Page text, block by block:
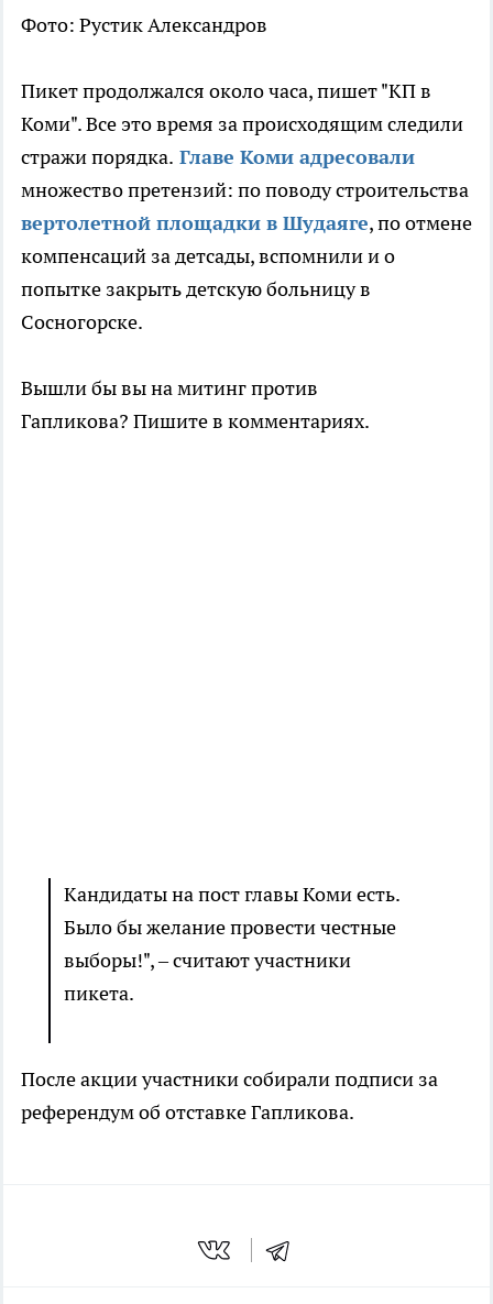
Фото: Рустик Александров
Пикет продолжался около часа, пишет "КП в
Коми". Все это время за происходящим следили
стражи порядка. Главе Коми адресовали
множество претензий: по поводу строительства
вертолетной площадки в Шудаяге, по отмене
компенсаций за детсады, вспомнили и о
попытке закрыть детскую больницу в
Сосногорске.
Вышли бы вы на митинг против
Гапликова? Пишите в комментариях.
Кандидаты на пост главы Коми есть.
Было бы желание провести честные
выборы!", – считают участники
пикета.
После акции участники собирали подписи за
референдум об отставке Гапликова.